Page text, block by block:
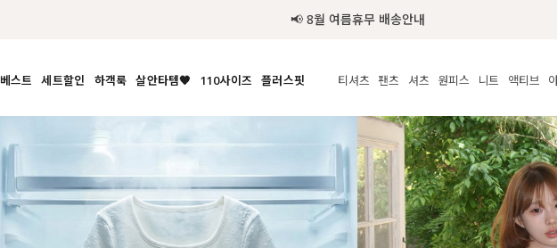
추가금 NO! 오늘주문 오늘도착 보장 배송서비스 🚚
베스트
세트할인
여름코디추천
하객룩
상의
원피스
살안타템🧡
캡나시/나시
셔츠/블라우스/티셔츠
여름니트
슬랙스/팬츠
원피스
110사이즈
하의
원피스
플러스핏
하의
액티브웨어
티셔츠
티셔츠
롱티셔츠
티블라우스
맨투맨/후디
폴라
팬츠
쿨팬츠
일상팬츠
데님
코튼
슬랙스
셔츠
신상
셔츠
뷔스티에
블라우스
원피스
MADE
신상
미니
미디/롱
뷔스티에/레이어드
니트
MADE
썸머 니트
가디건·집업
니트웨어
오버핏 니트
수영복
MADE
애슬레져
스윔웨어
ETC
세트
점